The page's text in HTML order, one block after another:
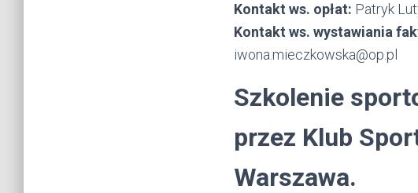
Kontakt ws. opłat: Patryk
Kontakt ws. wystawiania
iwona.mieczkowska@op.pl
Szkolenie
przez Klub
Warszawa.